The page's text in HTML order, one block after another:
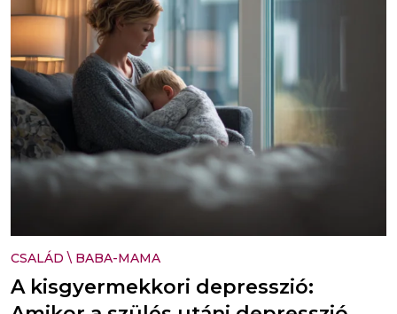
CSALÁD \ BABA-MAMA
A kisgyermekkori depresszió: